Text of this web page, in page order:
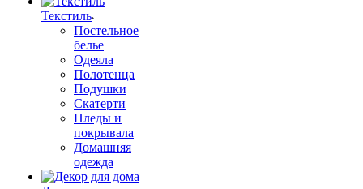
Текстиль
Постельное
белье
Одеяла
Полотенца
Подушки
Скатерти
Пледы и
покрывала
Домашняя
одежда